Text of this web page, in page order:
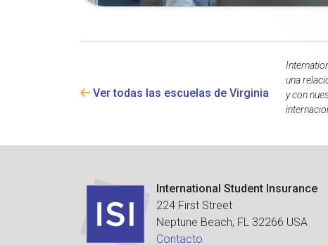
Ver todas las escuelas de Virginia
una
y con
International Student Insurance
224 First Street
Neptune Beach, FL 32266 USA
Contacto